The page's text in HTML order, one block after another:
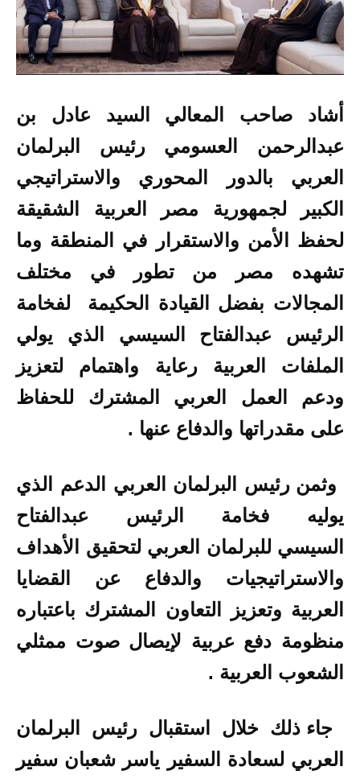
أشاد صاحب المعالي السيد عادل بن
عبدالرحمن العسومي رئيس البرلمان
العربي بالدور المحوري والاستراتيجي
الكبير لجمهورية مصر العربية الشقيقة
لحفظ الأمن والاستقرار في المنطقة وما
تشهده مصر من تطور في مختلف
المجالات بفضل القيادة الحكيمة لفخامة
الرئيس عبدالفتاح السيسي الذي يولي
الملفات العربية رعاية واهتمام لتعزيز
ودعم العمل العربي المشترك للحفاظ
على مقدراتها والدفاع عنها .
وثمن رئيس البرلمان العربي الدعم الذي
يوليه فخامة الرئيس عبدالفتاح
السيسي للبرلمان العربي لتحقيق الأهداف
والاستراتيجيات والدفاع عن القضايا
العربية وتعزيز التعاون المشترك باعتباره
منظومة دفع عربية لإيصال صوت ممثلي
الشعوب العربية .
جاء ذلك خلال استقبال رئيس البرلمان
العربي لسعادة السفير ياسر شعبان سفير